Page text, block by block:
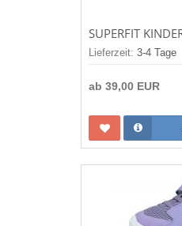
Lieferzeit: 3-4 Tage
ab 39,00 EUR